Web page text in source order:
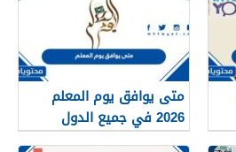
متى يوافق يوم المعلم
2026 في جميع الدول
العربية